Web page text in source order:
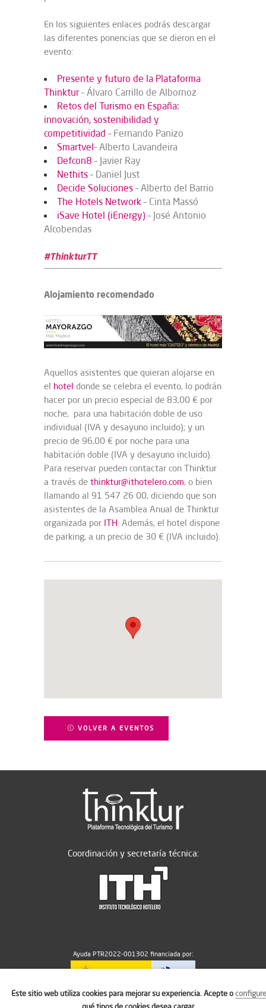
En los siguientes enlaces podrás descargar
las diferentes ponencias que se dieron en el
evento:
Presente y futuro de la Plataforma
Thinktur – Álvaro Carrillo de Albornoz
Retos del Turismo en España:
innovación, sostenibilidad y
competitividad – Fernando Panizo
Smartvel– Alberto Lavandeira
Defcon8 – Javier Ray
Nethits – Daniel Just
Decide Soluciones – Alberto del Barrio
The Hotels Network – Cinta Massó
iSave Hotel (iEnergy) – José Antonio
Alcobendas
#ThinkturTT
Alojamiento recomendado
Aquellos asistentes que quieran alojarse en
el hotel donde se celebra el evento, lo podrán
hacer por un precio especial de 83,00 € por
noche, para una habitación doble de uso
individual (IVA y desayuno incluido); y un
precio de 96,00 € por noche para una
habitación doble (IVA y desayuno incluido).
Para reservar pueden contactar con Thinktur
a través de thinktur@ithotelero.com, o bien
llamando al 91 547 26 00, diciendo que son
asistentes de la Asamblea Anual de Thinktur
organizada por ITH. Además, el hotel dispone
de parking, a un precio de 30 € (IVA incluido).
VOLVER A EVENTOS
Coordinación y secretaría técnica:
Ayuda PTR2022-001302 financiada por:
MICIU/AEI/10.13039/501100011033
Este sitio web utiliza cookies para mejorar su experiencia. Acepte oconfigure
qué tipos de cookies desea cargar.